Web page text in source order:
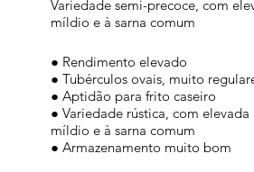
Variedade semi-precoce, com
míldio e à sarna comum
● Rendimento elevado
● Tubérculos ovais, muito
● Aptidão para frito caseiro
● Variedade rústica, com elevada
míldio e à sarna comum
● Armazenamento muito bom